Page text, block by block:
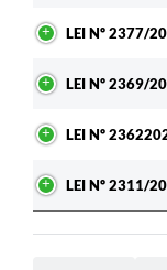
LEI Nº 2377/
LEI Nº 2369/
LEI Nº
LEI Nº 2311/